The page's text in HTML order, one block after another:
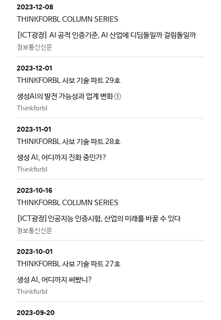
2023-12-08
THINKFORBL COLUMN SERIES
[ICT광장] AI 공적 인증기준, AI 산업에 디딤돌일까 걸림돌일까
정보통신신문
2023-12-01
THINKFORBL 사보 기술 파트 29호
생성AI의 발전 가능성과 업계 변화 ①
Thinkforbl
2023-11-01
THINKFORBL 사보 기술 파트 28호
생성 AI, 어디까지 진화 중인가?
Thinkforbl
2023-10-16
THINKFORBL COLUMN SERIES
[ICT광장]인공지능 인증시험, 산업의 미래를 바꿀 수 있다
정보통신신문
2023-10-01
THINKFORBL 사보 기술 파트 27호
생성 AI, 어디까지 써봤니?
Thinkforbl
2023-09-20